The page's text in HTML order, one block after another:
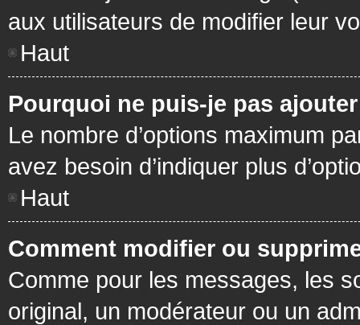
aux utilisateurs de modifier leur
Haut
Pourquoi ne puis-je pas
Le nombre d’options maximum
avez besoin d’indiquer plus
Haut
Comment modifier ou
Comme pour les messages, les
original, un modérateur ou un